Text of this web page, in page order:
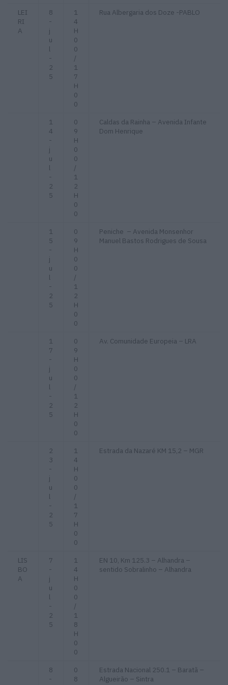
LEI
RI
A
8
-
j
u
l
-
2
5
1
4
H
0
0
/
1
7
H
0
0
Rua Albergaria dos Doze -PABLO
1
4
-
j
u
l
-
2
5
0
9
H
0
0
/
1
2
H
0
0
Caldas da Rainha – Avenida Infante
Dom Henrique
1
5
-
j
u
l
-
2
5
0
9
H
0
0
/
1
2
H
0
0
Peniche – Avenida Monsenhor
Manuel Bastos Rodrigues de Sousa
1
7
-
j
u
l
-
2
5
0
9
H
0
0
/
1
2
H
0
0
Av. Comunidade Europeia – LRA
2
3
-
j
u
l
-
2
5
1
4
H
0
0
/
1
7
H
0
0
Estrada da Nazaré KM 15,2 – MGR
LIS
BO
A
7
-
j
u
l
-
2
5
1
4
H
0
0
/
1
8
H
0
0
EN 10, Km 125.3 – Alhandra –
sentido Sobralinho – Alhandra
8
-
0
8
Estrada Nacional 250.1 – Baratã –
Algueirão – Sintra